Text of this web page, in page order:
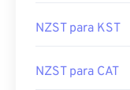
NZST para KST
NZST para CAT